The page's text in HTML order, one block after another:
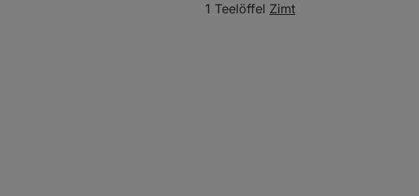
1 Teelöffel Zimt